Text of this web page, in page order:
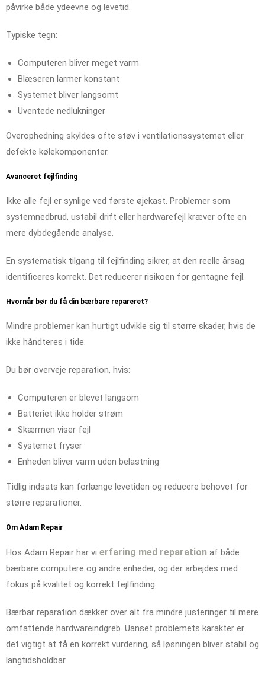
påvirke både ydeevne og levetid.
Typiske tegn:
Computeren bliver meget varm
Blæseren larmer konstant
Systemet bliver langsomt
Uventede nedlukninger
Overophedning skyldes ofte støv i ventilationssystemet eller
defekte kølekomponenter.
Avanceret fejlfinding
Ikke alle fejl er synlige ved første øjekast. Problemer som
systemnedbrud, ustabil drift eller hardwarefejl kræver ofte en
mere dybdegående analyse.
En systematisk tilgang til fejlfinding sikrer, at den reelle årsag
identificeres korrekt. Det reducerer risikoen for gentagne fejl.
Hvornår bør du få din bærbare repareret?
Mindre problemer kan hurtigt udvikle sig til større skader, hvis de
ikke håndteres i tide.
Du bør overveje reparation, hvis:
Computeren er blevet langsom
Batteriet ikke holder strøm
Skærmen viser fejl
Systemet fryser
Enheden bliver varm uden belastning
Tidlig indsats kan forlænge levetiden og reducere behovet for
større reparationer.
Om Adam Repair
Hos Adam Repair har vi erfaring med reparation af både
bærbare computere og andre enheder, og der arbejdes med
fokus på kvalitet og korrekt fejlfinding.
Bærbar reparation dækker over alt fra mindre justeringer til mere
omfattende hardwareindgreb. Uanset problemets karakter er
det vigtigt at få en korrekt vurdering, så løsningen bliver stabil og
langtidsholdbar.